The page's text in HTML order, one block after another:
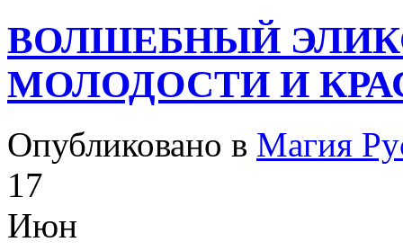
ВОЛШЕБНЫЙ
МОЛОДОСТИ И
Опубликовано в Магия
17
Июн